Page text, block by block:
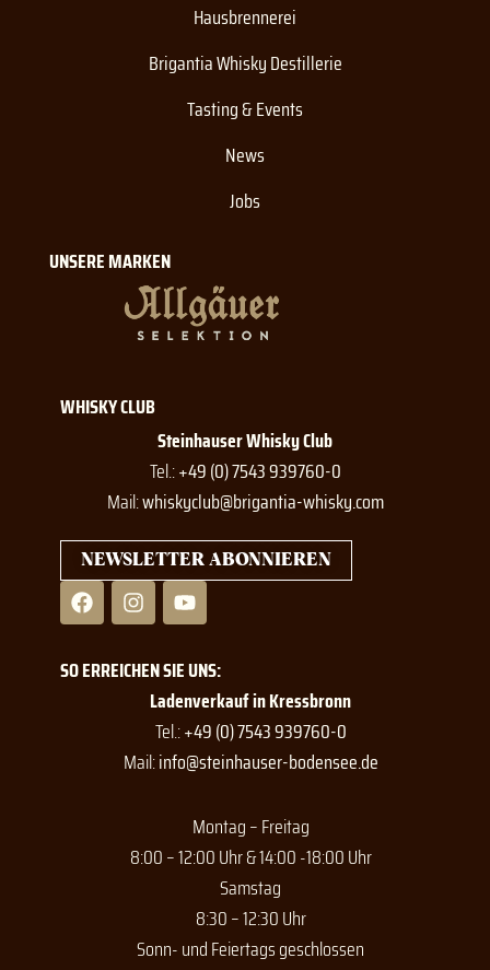
Hausbrennerei
Brigantia Whisky Destillerie
Tasting & Events
News
Jobs
UNSERE MARKEN
WHISKY CLUB
Steinhauser Whisky Club
Tel.:+49 (0) 7543 939760-0
Mail:whiskyclub@brigantia-whisky.com
NEWSLETTER ABONNIEREN
F
a
c
e
b
I
n
s
t
a
m
Y
o
u
t
u
b
e
SO ERREICHEN SIE UNS:
Ladenverkauf in Kressbronn
Tel.:+49 (0) 7543 939760-0
Mail:info@steinhauser-bodensee.de
Montag – Freitag
8:00 – 12:00 Uhr & 14:00 -18:00 Uhr
Samstag
8:30 – 12:30 Uhr
Sonn- und Feiertags geschlossen